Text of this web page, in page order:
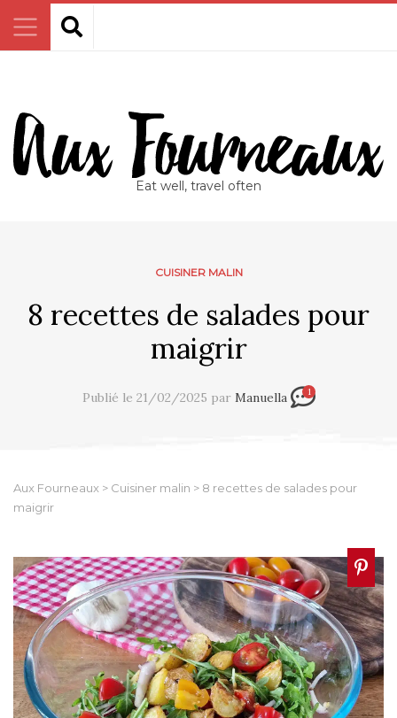
Eat well, travel often
CUISINER MALIN
8 recettes de salades pour
maigrir​
Publié le 21/02/2025 par Manuella 1
Aux Fourneaux > Cuisiner malin > 8 recettes de salades pour
maigrir​